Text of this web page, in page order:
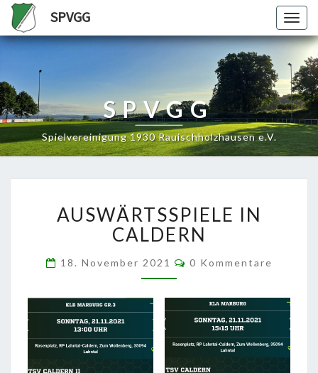
SPVGG
SPVGG
Spielvereinigung 1930 Rauischholzhausen e.V.
IN
CALDERN
AUSWÄRTSSPIELE IN
CALDERN
18. November 2021 Kommentare
0 Kommentare